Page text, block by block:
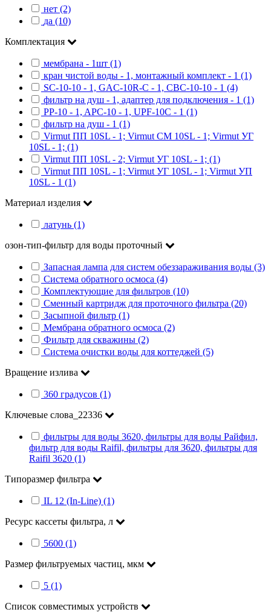
нет (2)
да (10)
Комплектация
мембрана - 1шт (1)
кран чистой воды - 1, монтажный комплект - 1 (1)
SC-10-10 - 1, GAC-10R-C - 1, CBC-10-10 - 1 (4)
фильтр на душ - 1, адаптер для подключения - 1 (1)
PP-10 - 1, APC-10 - 1, UPF-10C - 1 (1)
фильтр на душ - 1 (1)
Virmut ПП 10SL - 1; Virmut СМ 10SL - 1; Virmut УГ
10SL - 1; (1)
Virmut ПП 10SL - 2; Virmut УГ 10SL - 1; (1)
Virmut ПП 10SL - 1; Virmut УГ 10SL - 1; Virmut УП
10SL - 1 (1)
Материал изделия
латунь (1)
озон-тип-фильтр для воды проточный
Запасная лампа для систем обеззараживания воды (3)
Система обратного осмоса (4)
Комплектующие для фильтров (10)
Сменный картридж для проточного фильтра (20)
Засыпной фильтр (1)
Мембрана обратного осмоса (2)
Фильтр для скважины (2)
Система очистки воды для коттеджей (5)
Вращение излива
360 градусов (1)
Ключевые слова_22336
фильтры для воды 3620, фильтры для воды Райфил,
фильтр для воды Raifil, фильтры для 3620, фильтры для
Raifil 3620 (1)
Типоразмер фильтра
IL 12 (In-Line) (1)
Ресурс кассеты фильтра, л
5600 (1)
Размер фильтруемых частиц, мкм
5 (1)
Список совместимых устройств